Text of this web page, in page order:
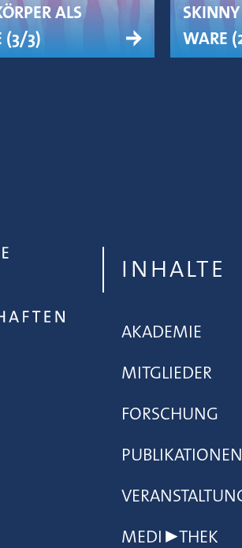
ALS
(3/3)
SKINNY
WARE
INHALTE
AKADEMIE
MITGLIEDER
FORSCHUNG
PUBLIKATIONEN
MEDI▶THEK